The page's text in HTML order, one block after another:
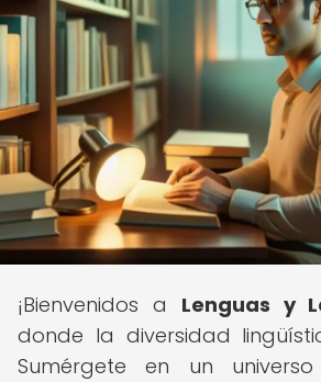
¡Bienvenidos a Lenguas y
donde la diversidad
Sumérgete en un